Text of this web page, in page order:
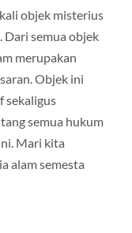
objek misterius
semua objek
merupakan
Objek ini
sekaligus
semua hukum
Mari kita
alam semesta